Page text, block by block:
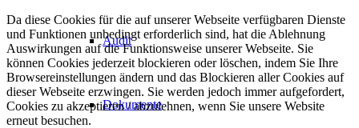
Audit
Dokumente
Da diese Cookies für die auf unserer Webseite verfügbaren Dienste
und Funktionen unbedingt erforderlich sind, hat die Ablehnung
Auswirkungen auf die Funktionsweise unserer Webseite. Sie
können Cookies jederzeit blockieren oder löschen, indem Sie Ihre
Browsereinstellungen ändern und das Blockieren aller Cookies auf
dieser Webseite erzwingen. Sie werden jedoch immer aufgefordert,
Cookies zu akzeptieren / abzulehnen, wenn Sie unsere Website
erneut besuchen.